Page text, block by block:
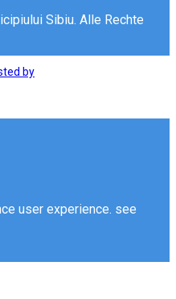
Sibiu. Alle Rechte
by
user experience. see